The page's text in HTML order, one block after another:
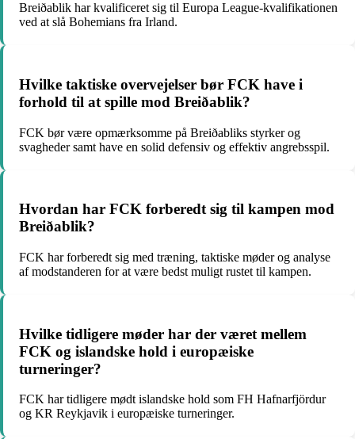
Breiðablik har kvalificeret sig til Europa League-kvalifikationen
ved at slå Bohemians fra Irland.
Hvilke taktiske overvejelser bør FCK have i
forhold til at spille mod Breiðablik?
FCK bør være opmærksomme på Breiðabliks styrker og
svagheder samt have en solid defensiv og effektiv angrebsspil.
Hvordan har FCK forberedt sig til kampen mod
Breiðablik?
FCK har forberedt sig med træning, taktiske møder og analyse
af modstanderen for at være bedst muligt rustet til kampen.
Hvilke tidligere møder har der været mellem
FCK og islandske hold i europæiske
turneringer?
FCK har tidligere mødt islandske hold som FH Hafnarfjördur
og KR Reykjavik i europæiske turneringer.